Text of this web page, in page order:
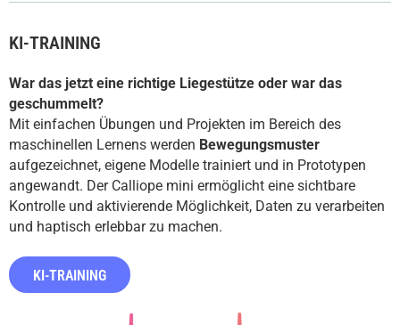
KI-TRAINING
War das jetzt eine richtige Liegestütze oder war das
geschummelt?
Mit einfachen Übungen und Projekten im Bereich des
maschinellen Lernens werden Bewegungsmuster
aufgezeichnet, eigene Modelle trainiert und in Prototypen
angewandt. Der Calliope mini ermöglicht eine sichtbare
Kontrolle und aktivierende Möglichkeit, Daten zu verarbeiten
und haptisch erlebbar zu machen.
KI-TRAINING